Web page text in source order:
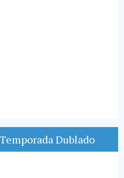
Dublado